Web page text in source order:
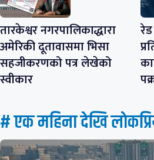
तारकेश्वर नगरपालिकाद्धारा
अमेरिकी दूतावासमा भिसा
सहजीकरणको पत्र लेखेको
स्वीकार
# एक महिना देखि